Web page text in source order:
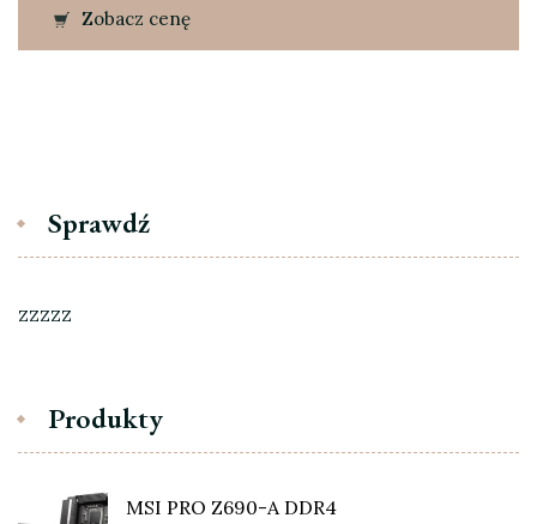
Zobacz cenę
Sprawdź
zzzzz
Produkty
MSI PRO Z690-A DDR4